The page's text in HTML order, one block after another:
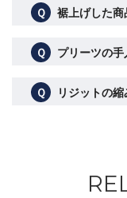
Ｑ 裾上げした商
Ｑ プリーツの
Ｑ リジットの